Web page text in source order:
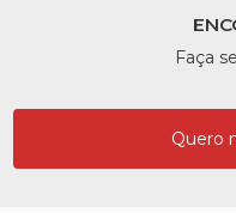
Faça
Quero